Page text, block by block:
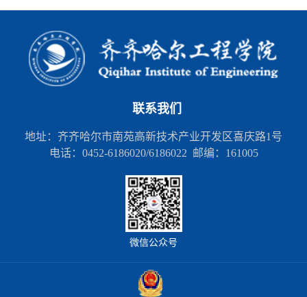
联系我们
地址：齐齐哈尔市南苑高新技术产业开发区喜庆路1号
电话：0452-6186020/6186022 邮编：161005
微信公众号